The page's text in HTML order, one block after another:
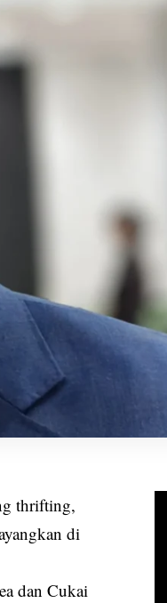
thrifting,
di
dan Cukai